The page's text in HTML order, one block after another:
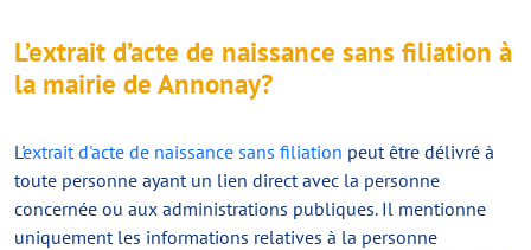
L’extrait d’acte de naissance sans filiation à
la mairie de Annonay?
L'extrait d'acte de naissance sans filiation peut être délivré à
toute personne ayant un lien direct avec la personne
concernée ou aux administrations publiques. Il mentionne
uniquement les informations relatives à la personne